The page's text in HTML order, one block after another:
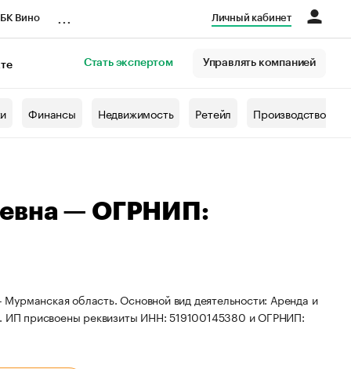
Вино Личный кабинет
Стать экспертом Управлять компанией
Финансы Недвижимость Ретейл Производство
— ОГРНИП:
область. Основной вид деятельности: Аренда и
присвоены реквизиты ИНН: 519100145380 и ОГРНИП: